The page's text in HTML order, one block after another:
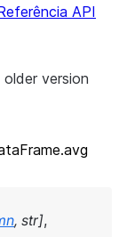
API
version
, str],